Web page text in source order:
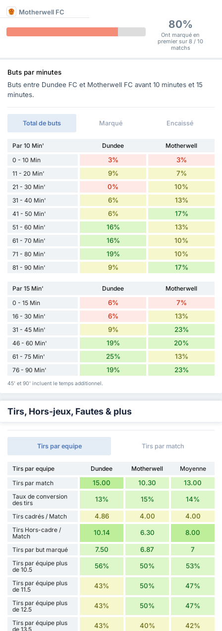
Motherwell FC
80%
Ont marqué en
premier sur 8 / 10
matchs
Buts par minutes
Buts entre Dundee FC et Motherwell FC avant 10 minutes et 15
minutes.
Total de buts Marqué Encaissé
Par 10 Min' Dundee
Motherwell
0 - 10 Min
3% 3%
11 - 20 Min' 9% 7%
21 - 30 Min' 0% 10%
31 - 40 Min' 6% 13%
41 - 50 Min' 6% 17%
51 - 60 Min' 16% 13%
61 - 70 Min' 16% 10%
71 - 80 Min' 19% 10%
81 - 90 Min' 9% 17%
Par 15 Min' Dundee
Motherwell
0 - 15 Min
6% 7%
16 - 30 Min' 6% 13%
31 - 45 Min' 9% 23%
46 - 60 Min' 19% 20%
61 - 75 Min' 25% 13%
76 - 90 Min' 19% 23%
45' et 90' incluent le temps additionnel.
Tirs, Hors-jeux, Fautes & plus
Tirs par equipe Tirs par match
Tirs par equipe Dundee Motherwell
Moyenne
Tirs par match
15.00 10.30 13.00
Taux de conversion
des tirs
13% 15% 14%
Tirs cadrés / Match 4.86 4.00 4.00
Tirs Hors-cadre /
Match
10.14 6.30 8.00
Tirs par but marqué 7.50 6.87 7
Tirs par équipe plus
de 10.5
56% 50% 53%
Tirs par équipe plus
de 11.5
43% 50% 47%
Tirs par équipe plus
de 12.5
43% 50% 47%
Tirs par équipe plus
de 13.5
43% 40% 42%